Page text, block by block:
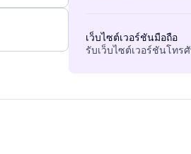
เว็บไซต์เวอร์ชันมือถือ
รับเว็บไซต์เวอร์ชันโท